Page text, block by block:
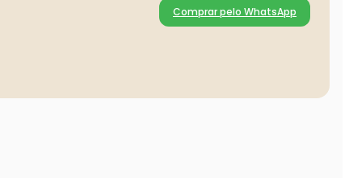
Comprar pelo WhatsApp